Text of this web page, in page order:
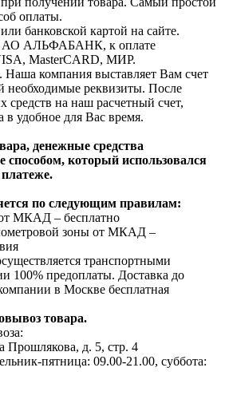
оплаты.
банковской картой на сайте.
АО АЛЬФАБАНК, к оплате
MasterCARD, МИР.
Наша компания выставляет Вам счет
необходимые реквизиты. После
средств на наш расчетный счет,
в удобное для Вас время.
денежные средства
который использовался
по следующим правилам:
МКАД – бесплатно
зоны от МКАД –
транспортными
100% предоплаты. Доставка до
в Москве бесплатная
товара.
Прошлякова, д. 5, стр. 4
пятница: 09.00-21.00, суббота: